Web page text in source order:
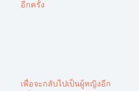
เพื่อจะกลับไปเป็นผู้หญิงอีก